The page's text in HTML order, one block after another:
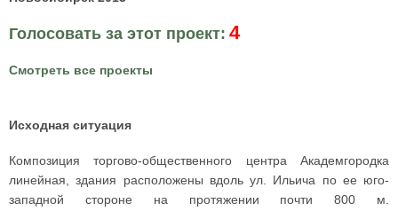
Голосовать за этот проект: 4
Смотреть все проекты
Исходная ситуация
Композиция торгово-общественного центра Академгородка
линейная, здания расположены вдоль ул. Ильича по ее юго-
западной стороне на протяжении почти 800 м.